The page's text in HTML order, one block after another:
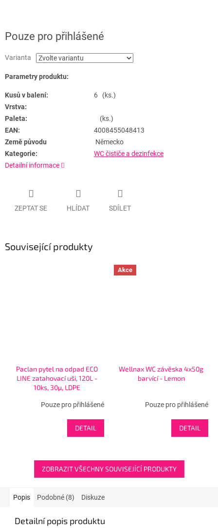
Pouze pro přihlášené
Varianta
Parametry produktu:
Kusů v balení:
6 (ks.)
Vrstva:
Paleta:
(ks.)
EAN:
4008455048413
Země původu
Německo
Kategorie:
WC čističe a dezinfekce
Detailní informace
ZEPTAT SE HLÍDAT SDÍLET
Související produkty
Paclan pytel na odpad ECO
LINE zatahovací uši, 120L -
10ks, 30µ, LDPE
Pouze pro přihlášené
DETAIL
Akce
Wellnax WC závěska 4x50g
barvící - Lemon
Pouze pro přihlášené
DETAIL
ZOBRAZIT VŠECHNY SOUVISEJÍCÍ PRODUKTY
Popis Podobné (8) Diskuze
Detailní popis produktu